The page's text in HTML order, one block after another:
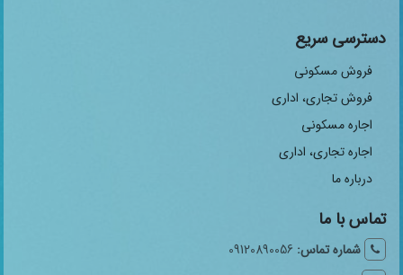
دسترسی سریع
فروش مسکونی
فروش تجاری، اداری
اجاره مسکونی
اجاره تجاری، اداری
درباره ما
تماس با ما
شماره تماس: 09120890056